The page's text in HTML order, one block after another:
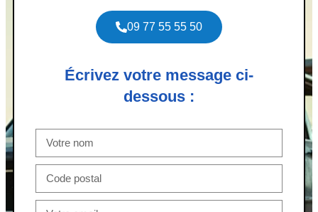
09 77 55 55 50
Écrivez votre message ci-
dessous :